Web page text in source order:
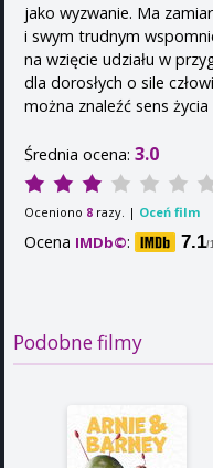
jako wyzwanie. Ma
i swym trudnym
na wzięcie udziału w
dla dorosłych o sile
można znaleźć sens życia
Średnia ocena: 3.0
Oceniono 8 razy. | Oceń film
Ocena IMDb©: 7.1/
Podobne filmy